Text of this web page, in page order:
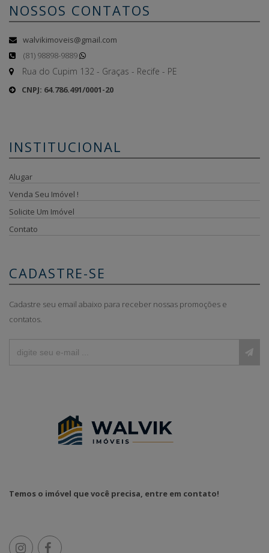
NOSSOS CONTATOS
walvikimoveis@gmail.com
(81) 98898-9889
Rua do Cupim 132 - Graças - Recife - PE
CNPJ: 64.786.491/0001-20
INSTITUCIONAL
Alugar
Venda Seu Imóvel !
Solicite Um Imóvel
Contato
CADASTRE-SE
Cadastre seu email abaixo para receber nossas promoções e
contatos.
Temos o imóvel que você precisa, entre em contato!